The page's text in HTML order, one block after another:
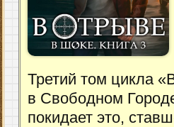
Третий том цикла
в Свободном
покидает это,